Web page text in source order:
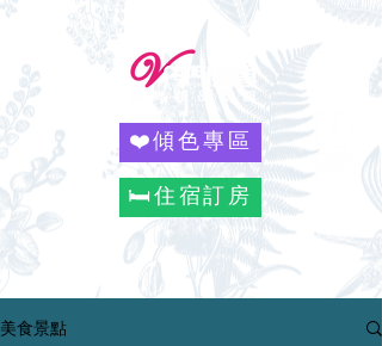
❤️傾色專區
🛏️住宿訂房
美食景點